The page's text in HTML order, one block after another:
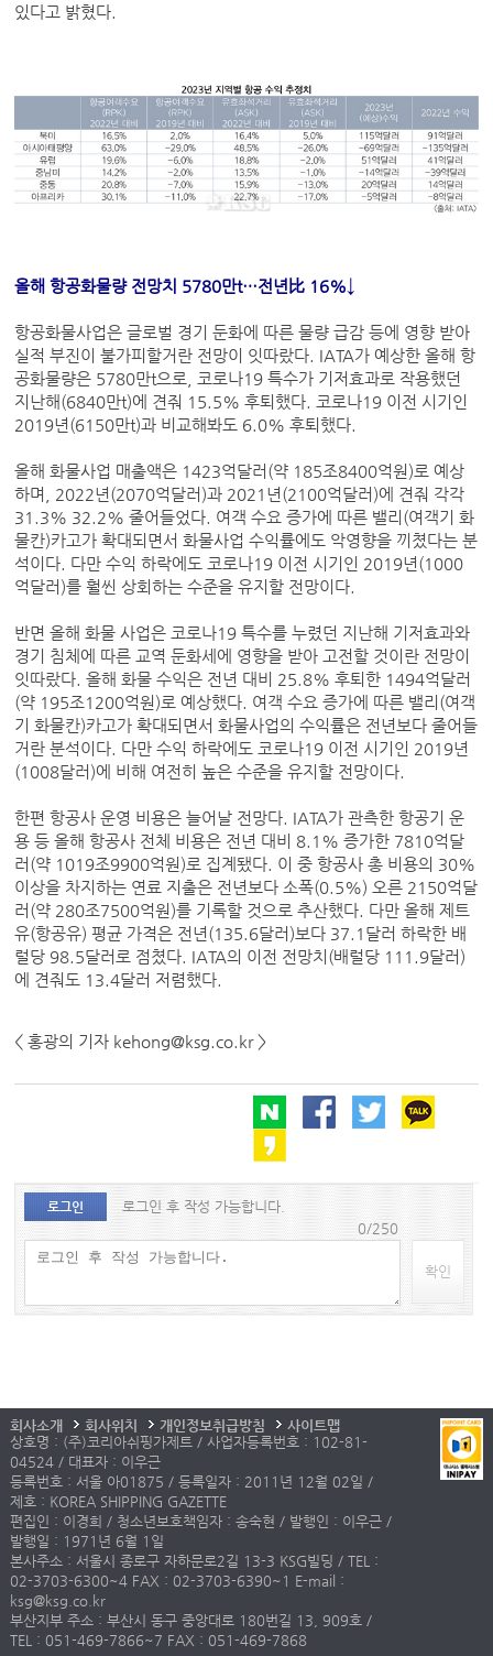
있다고 밝혔다.
올해 항공화물량 전망치 5780만t…전년比 16%↓
항공화물사업은 글로벌 경기 둔화에 따른 물량 급감 등에 영향 받아
실적 부진이 불가피할거란 전망이 잇따랐다. IATA가 예상한 올해 항
공화물량은 5780만t으로, 코로나19 특수가 기저효과로 작용했던
지난해(6840만t)에 견줘 15.5% 후퇴했다. 코로나19 이전 시기인
2019년(6150만t)과 비교해봐도 6.0% 후퇴했다.
올해 화물사업 매출액은 1423억달러(약 185조8400억원)로 예상
하며, 2022년(2070억달러)과 2021년(2100억달러)에 견줘 각각
31.3% 32.2% 줄어들었다. 여객 수요 증가에 따른 밸리(여객기 화
물칸)카고가 확대되면서 화물사업 수익률에도 악영향을 끼쳤다는 분
석이다. 다만 수익 하락에도 코로나19 이전 시기인 2019년(1000
억달러)를 훨씬 상회하는 수준을 유지할 전망이다.
반면 올해 화물 사업은 코로나19 특수를 누렸던 지난해 기저효과와
경기 침체에 따른 교역 둔화세에 영향을 받아 고전할 것이란 전망이
잇따랐다. 올해 화물 수익은 전년 대비 25.8% 후퇴한 1494억달러
(약 195조1200억원)로 예상했다. 여객 수요 증가에 따른 밸리(여객
기 화물칸)카고가 확대되면서 화물사업의 수익률은 전년보다 줄어들
거란 분석이다. 다만 수익 하락에도 코로나19 이전 시기인 2019년
(1008달러)에 비해 여전히 높은 수준을 유지할 전망이다.
한편 항공사 운영 비용은 늘어날 전망다. IATA가 관측한 항공기 운
용 등 올해 항공사 전체 비용은 전년 대비 8.1% 증가한 7810억달
러(약 1019조9900억원)로 집계됐다. 이 중 항공사 총 비용의 30%
이상을 차지하는 연료 지출은 전년보다 소폭(0.5%) 오른 2150억달
러(약 280조7500억원)를 기록할 것으로 추산했다. 다만 올해 제트
유(항공유) 평균 가격은 전년(135.6달러)보다 37.1달러 하락한 배
럴당 98.5달러로 점쳤다. IATA의 이전 전망치(배럴당 111.9달러)
에 견줘도 13.4달러 저렴했다.
< 홍광의 기자 kehong@ksg.co.kr >
로그인
로그인 후 작성 가능합니다.
0/250
확인
회사소개 회사위치 개인정보취급방침
사이트맵
상호명 : (주)코리아쉬핑가제트 / 사업자등록번호 : 102-81-
04524 / 대표자 : 이우근
등록번호 : 서울 아01875 / 등록일자 : 2011년 12월 02일 /
제호 : KOREA SHIPPING GAZETTE
편집인 : 이경희 / 청소년보호책임자 : 송숙현 / 발행인 : 이우근 /
발행일 : 1971년 6월 1일
본사주소 : 서울시 종로구 자하문로2길 13-3 KSG빌딩 / TEL :
02-3703-6300~4 FAX : 02-3703-6390~1 E-mail :
ksg@ksg.co.kr
부산지부 주소 : 부산시 동구 중앙대로 180번길 13, 909호 /
TEL : 051-469-7866~7 FAX : 051-469-7868